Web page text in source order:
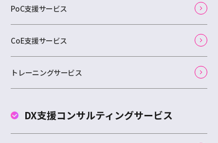
PoC支援サービス
CoE支援サービス
トレーニングサービス
DX支援コンサルティングサービス